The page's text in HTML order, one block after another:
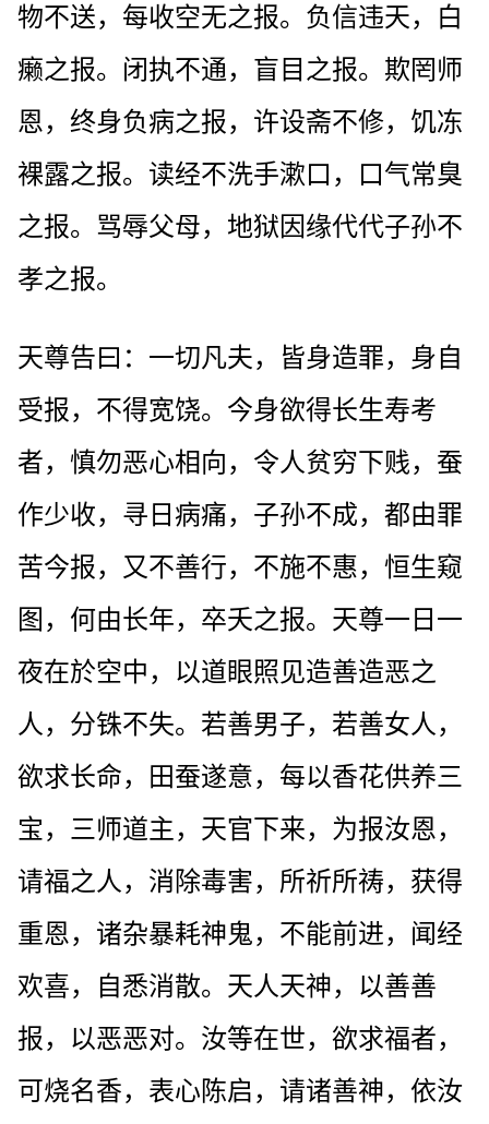
物不送，每收空无之报。负信违天，白
癞之报。闭执不通，盲目之报。欺罔师
恩，终身负病之报，许设斋不修，饥冻
裸露之报。读经不洗手漱口，口气常臭
之报。骂辱父母，地狱因缘代代子孙不
孝之报。
天尊告曰：一切凡夫，皆身造罪，身自
受报，不得宽饶。今身欲得长生寿考
者，慎勿恶心相向，令人贫穷下贱，蚕
作少收，寻日病痛，子孙不成，都由罪
苦今报，又不善行，不施不惠，恒生窥
图，何由长年，卒夭之报。天尊一日一
夜在於空中，以道眼照见造善造恶之
人，分铢不失。若善男子，若善女人，
欲求长命，田蚕遂意，每以香花供养三
宝，三师道主，天官下来，为报汝恩，
请福之人，消除毒害，所祈所祷，获得
重恩，诸杂暴耗神鬼，不能前进，闻经
欢喜，自悉消散。天人天神，以善善
报，以恶恶对。汝等在世，欲求福者，
可烧名香，表心陈启，请诸善神，依汝